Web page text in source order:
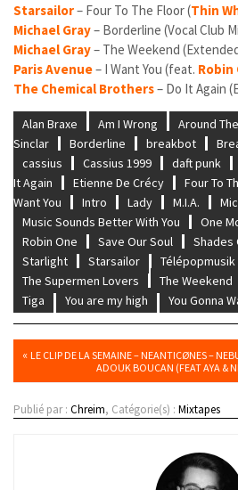
Starsailor– Four To The Floor (Thin
Michael Gray– Borderline (Vocal Club
Michael Gray– The Weekend
Paris Avenue– I Want You (feat. Robin
The Chemical Brothers– Do It Again
Alan Braxe Am I Wrong Around
Sinclar
Borderline breakbot
cassius
Cassius 1999 daft punk
It Again
Etienne De Crécy Four To
Want You
Intro Lady M.I.A.
Music Sounds Better With You
One
Robin One
Save Our Soul Shades
Starlight
Starsailor Télépopmusik
The Supermen Lovers
The Weekend
Tiga
You are my high You Gonna
« LE CLIP DE LA SEMAINE – NEANTICØNES –
ADOUK BOUCAN (FEAT AYA &
Publié par : Chreim, Catégorie(s) : Mixtapes